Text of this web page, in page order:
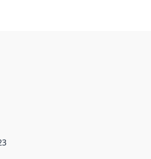
først blei utgitt. Det kan ha